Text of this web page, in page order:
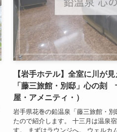
【岩手ホテル】全室に川が
「藤三旅館・別邸」心の刻
屋・アメニティ・）
岩手県花巻の鉛温泉「藤三旅館・
たので紹介します。 十三月は温泉
す。 まずはラウンジへ。 ウェルカ